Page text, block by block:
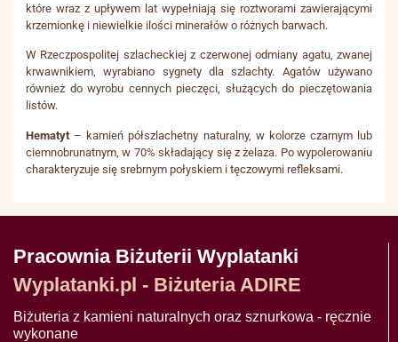
które wraz z upływem lat wypełniają się roztworami zawierającymi
krzemionkę i niewielkie ilości minerałów o różnych barwach.
W Rzeczpospolitej szlacheckiej z czerwonej odmiany agatu, zwanej
krwawnikiem, wyrabiano sygnety dla szlachty. Agatów używano
również do wyrobu cennych pieczęci, służących do pieczętowania
listów.
Hematyt – kamień półszlachetny naturalny, w kolorze czarnym lub
ciemnobrunatnym, w 70% składający się z żelaza. Po wypolerowaniu
charakteryzuje się srebrnym połyskiem i tęczowymi refleksami.
Pracownia Biżuterii Wyplatanki
Wyplatanki.pl - Biżuteria ADIRE
Biżuteria z kamieni naturalnych oraz sznurkowa - ręcznie
wykonane